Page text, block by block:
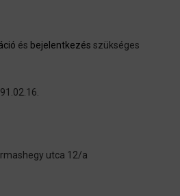
és bejelentkezés szükséges
utca 12/a